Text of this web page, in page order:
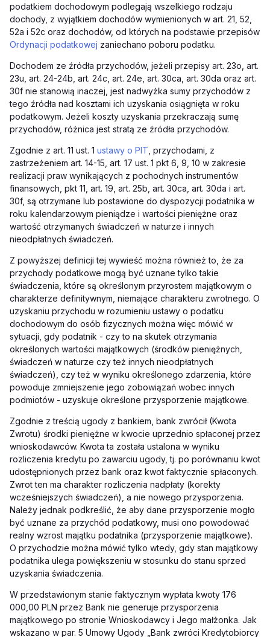
podatkiem dochodowym podlegają wszelkiego rodzaju
dochody, z wyjątkiem dochodów wymienionych w art. 21, 52,
52a i 52c oraz dochodów, od których na podstawie przepisów
Ordynacji podatkowej zaniechano poboru podatku.
Dochodem ze źródła przychodów, jeżeli przepisy art. 23o, art.
23u, art. 24-24b, art. 24c, art. 24e, art. 30ca, art. 30da oraz art.
30f nie stanowią inaczej, jest nadwyżka sumy przychodów z
tego źródła nad kosztami ich uzyskania osiągnięta w roku
podatkowym. Jeżeli koszty uzyskania przekraczają sumę
przychodów, różnica jest stratą ze źródła przychodów.
Zgodnie z art. 11 ust. 1 ustawy o PIT , przychodami, z
zastrzeżeniem art. 14-15, art. 17 ust. 1 pkt 6, 9, 10 w zakresie
realizacji praw wynikających z pochodnych instrumentów
finansowych, pkt 11, art. 19, art. 25b, art. 30ca, art. 30da i art.
30f, są otrzymane lub postawione do dyspozycji podatnika w
roku kalendarzowym pieniądze i wartości pieniężne oraz
wartość otrzymanych świadczeń w naturze i innych
nieodpłatnych świadczeń.
Z powyższej definicji tej wywieść można również to, że za
przychody podatkowe mogą być uznane tylko takie
świadczenia, które są określonym przyrostem majątkowym o
charakterze definitywnym, niemające charakteru zwrotnego. O
uzyskaniu przychodu w rozumieniu ustawy o podatku
dochodowym do osób fizycznych można więc mówić w
sytuacji, gdy podatnik - czy to na skutek otrzymania
określonych wartości majątkowych (środków pieniężnych,
świadczeń w naturze czy też innych nieodpłatnych
świadczeń), czy też w wyniku określonego zdarzenia, które
powoduje zmniejszenie jego zobowiązań wobec innych
podmiotów - uzyskuje określone przysporzenie majątkowe.
Zgodnie z treścią ugody z bankiem, bank zwrócił (Kwota
Zwrotu) środki pieniężne w kwocie uprzednio spłaconej przez
wnioskodawców. Kwota ta została ustalona w wyniku
rozliczenia kredytu po zawarciu ugody, tj. po porównaniu kwot
udostępnionych przez bank oraz kwot faktycznie spłaconych.
Zwrot ten ma charakter rozliczenia nadpłaty (korekty
wcześniejszych świadczeń), a nie nowego przysporzenia.
Należy jednak podkreślić, że aby dane przysporzenie mogło
być uznane za przychód podatkowy, musi ono powodować
realny wzrost majątku podatnika (przysporzenie majątkowe).
O przychodzie można mówić tylko wtedy, gdy stan majątkowy
podatnika ulega powiększeniu w stosunku do stanu sprzed
uzyskania świadczenia.
W przedstawionym stanie faktycznym wypłata kwoty 176
000,00 PLN przez Bank nie generuje przysporzenia
majątkowego po stronie Wnioskodawcy i Jego małżonka. Jak
wskazano w par. 5 Umowy Ugody „Bank zwróci Kredytobiorcy